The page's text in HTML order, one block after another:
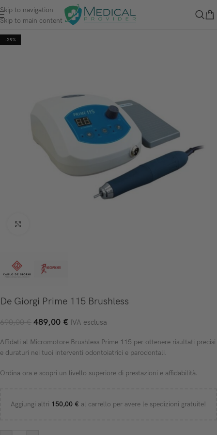
Skip to navigation
Skip to main content
-29%
De Giorgi Prime 115 Brushless
690,00€ 489,00 € IVA esclusa
Affidati al Micromotore Brushless Prime 115 per ottenere risultati precisi
e duraturi nei tuoi interventi odontoiatrici e parodontali.
Ordina ora e scopri un livello superiore di prestazioni e affidabilità.
Aggiungi altri 150,00 € al carrello per avere le spedizioni gratuite!